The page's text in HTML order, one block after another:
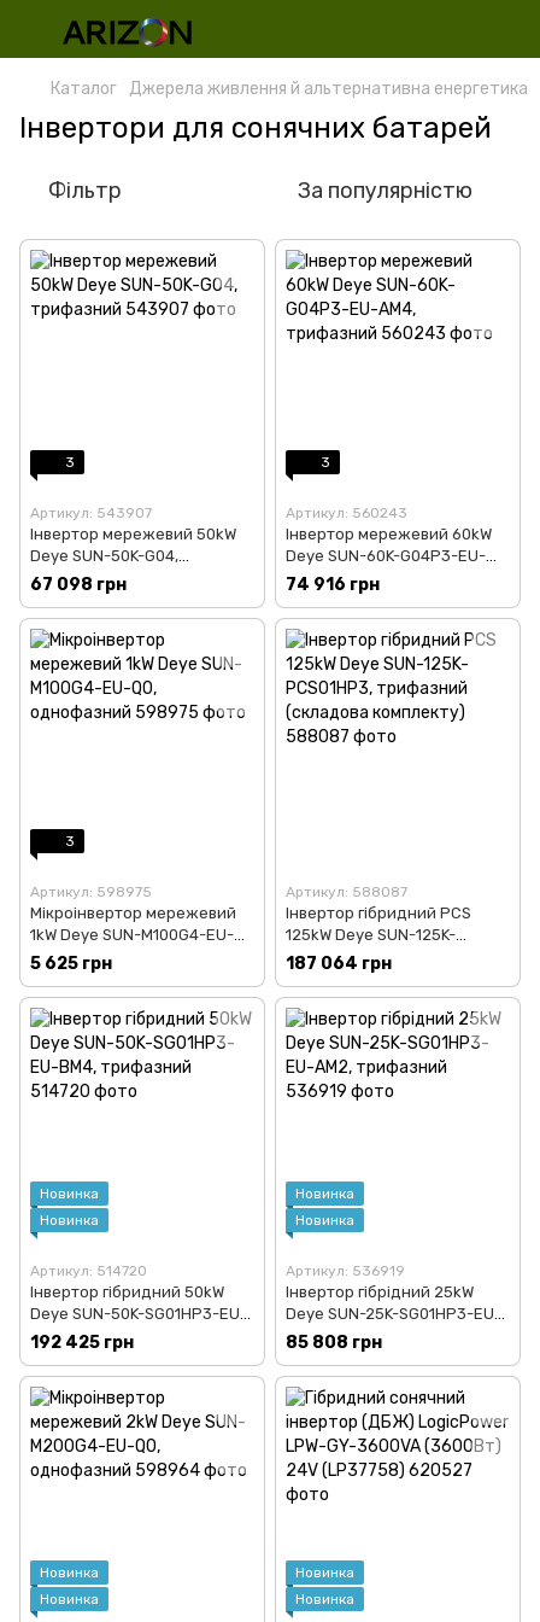
Каталог Джерела живлення й альтернативна енергетика
Інвертори для сонячних батарей
Фільтр За популярністю
3
Артикул: 543907
Інвертор мережевий 50kW
Deye SUN-50K-G04,
трифазний
67 098 грн
3
Артикул: 560243
Інвертор мережевий 60kW
Deye SUN-60K-G04P3-EU-
AM4, трифазний
74 916 грн
3
Артикул: 598975
Мікроінвертор мережевий
1kW Deye SUN-M100G4-EU-
Q0, однофазний
5 625 грн
Артикул: 588087
Інвертор гібридний PCS
125kW Deye SUN-125K-
PCS01HP3, трифазний
(складова комплекту)
187 064 грн
Новинка
Новинка
Артикул: 514720
Інвертор гібридний 50kW
Deye SUN-50K-SG01HP3-EU-
BM4, трифазний
192 425 грн
Новинка
Новинка
Артикул: 536919
Інвертор гібрідний 25kW
Deye SUN-25K-SG01HP3-EU-
AM2, трифазний
85 808 грн
Новинка
Новинка
Новинка
Новинка